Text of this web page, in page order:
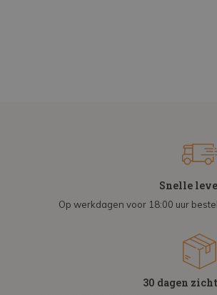
Snelle
Op werkdagen voor 18:00 uur
30 dagen